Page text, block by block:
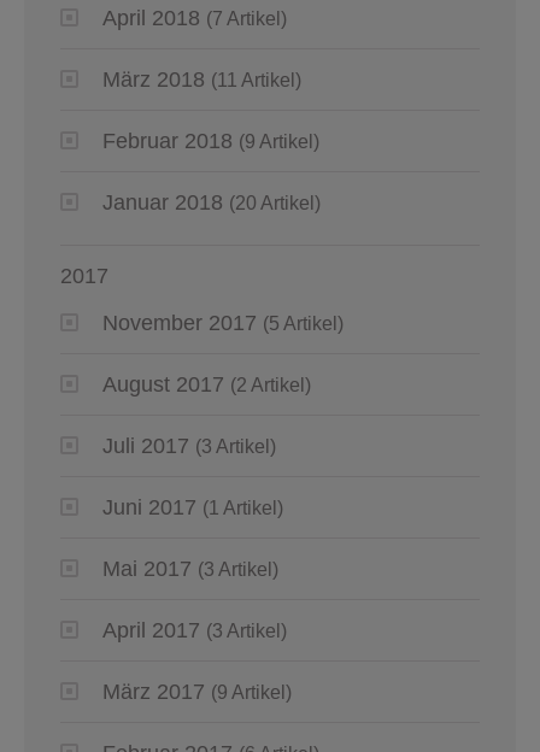
April 2018 (7 Artikel)
März 2018 (11 Artikel)
Februar 2018 (9 Artikel)
Januar 2018 (20 Artikel)
2017
November 2017 (5 Artikel)
August 2017 (2 Artikel)
Juli 2017 (3 Artikel)
Juni 2017 (1 Artikel)
Mai 2017 (3 Artikel)
April 2017 (3 Artikel)
März 2017 (9 Artikel)